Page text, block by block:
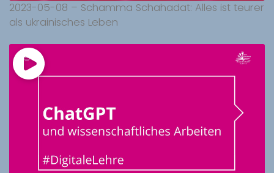
2023-05-08 – Schamma Schahadat: Alles ist teurer
als ukrainisches Leben